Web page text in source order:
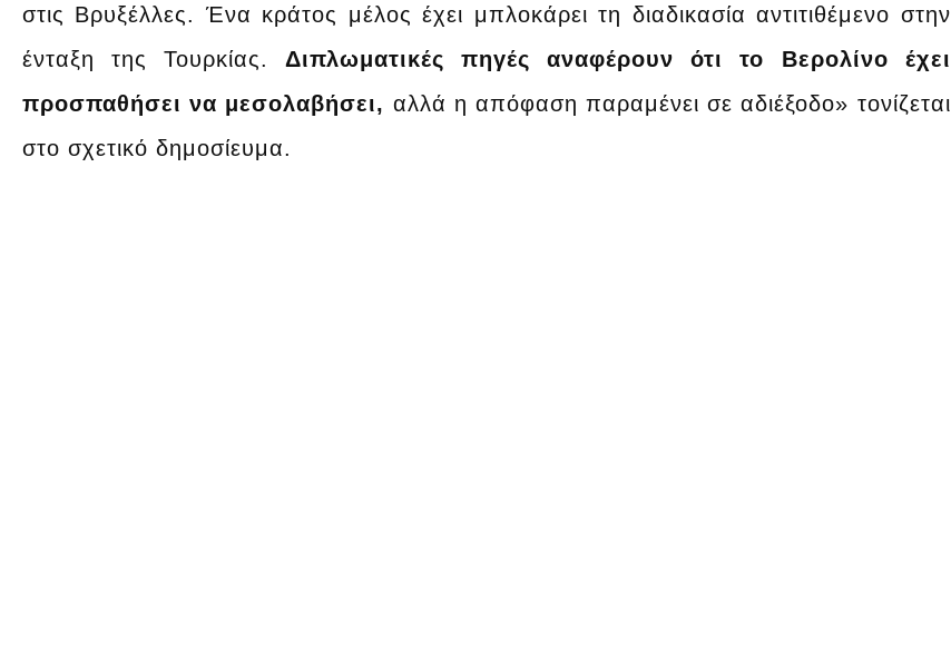
στις Βρυξέλλες. Ένα κράτος μέλος έχει μπλοκάρει τη διαδικασία αντιτιθέμενο στην
ένταξη της Τουρκίας.Διπλωματικές πηγές αναφέρουν ότι το Βερολίνο έχει
προσπαθήσει να μεσολαβήσει, αλλά η απόφαση παραμένει σε αδιέξοδο» τονίζεται
στο σχετικό δημοσίευμα.